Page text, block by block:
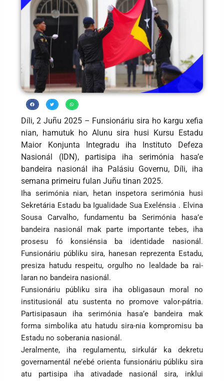
Díli, 2 Juñu 2025 – Funsionáriu sira ho kargu xefia
nian, hamutuk ho Alunu sira husi Kursu Estadu
Maior Konjunta Integradu iha Instituto Defeza
Nasionál (IDN), partisipa iha serimónia hasa’e
bandeira nasionál iha Palásiu Governu, Díli, iha
semana primeiru fulan Juñu tinan 2025.
Iha serimónia nian, hetan inspetora serimónia husi
Sekretária Estadu ba Igualidade Sua Exelénsia . Elvina
Sousa Carvalho, fundamentu ba Serimónia hasa’e
bandeira nasionál mak parte importante tebes, iha
prosesu fó konsiénsia ba identidade nasionál.
Funsionáriu públiku sira, hanesan reprezenta Estadu,
presiza hatudu respeitu, orgulho no lealdade ba rai-
laran no bandeira nasionál.
Funsionáriu públiku sira iha obligasaun moral no
institusionál atu sustenta no promove valor-pátria.
Partisipasaun iha serimónia hasa’e bandeira mak
forma simbolika atu hatudu sira-nia kompromisu ba
Estadu no soberania nasionál.
Jeralmente, iha regulamentu, sirkulár ka dekretu
governamentál ne’ebé orienta funsionáriu públiku sira
atu partisipa iha ativadade nasionál sira, inklui